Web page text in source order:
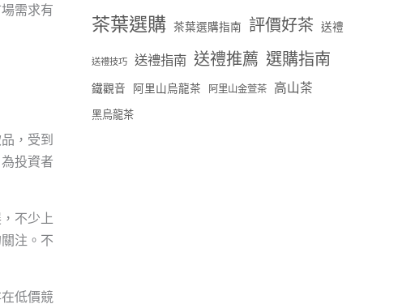
需求有
，受到
投資者
不少上
注。不
低價競
茶葉選購 茶葉選購指南 評價好茶 送禮
送禮技巧 送禮指南 送禮推薦 選購指南
鐵觀音 阿里山烏龍茶 阿里山金萱茶 高山茶
黑烏龍茶